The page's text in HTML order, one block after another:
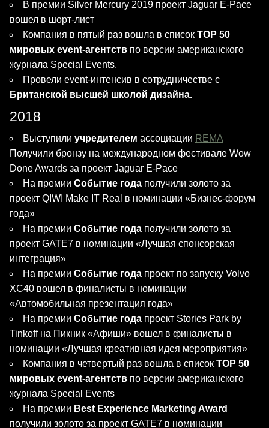
В премии Silver Mercury 2019 проект Jaguar E-Pace
вошел в шорт-лист
Компания в пятый раз вошла в список TOP 50
мировых event-агентств по версии американского
журнала Special Events.
Провели event-интенсив в сотрудничестве с
Британской высшей школой дизайна.
2018
Выступили учредителем ассоциации REMA
Получили бронзу на международном фестивале Wow
Done Awards за проект Jaguar E-Pace
На премии Событие года получили золото за
проект QIWI Make IT Real в номинации «Бизнес-форум
года»
На премии Событие года получили золото за
проект GATE7 в номинации «Лучшая спонсорская
интеграция»
На премии Событие года проект по запуску Volvo
XC40 вошел в финалисты в номинации
«Автомобильная презентация года»
На премии Событие года проект Stories Park by
Tinkoff на Пикник «Афиши» вошел в финалисты в
номинации «Лучшая креативная идея мероприятия»
Компания в четвертый раз вошла в список TOP 50
мировых event-агентств по версии американского
журнала Special Events
На премии Best Experience Marketing Award
получили золото за проект GATE7 в номинации